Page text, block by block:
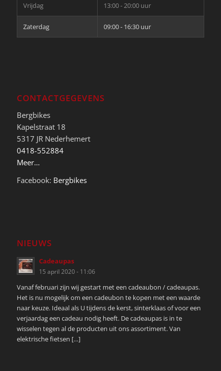
Vrijdag 13:00 - 20:00 uur
Zaterdag 09:00 - 16:30 uur
CONTACTGEGEVENS
Bergbikes
Kapelstraat 18
5317 JR Nederhemert
0418-552884
Meer…
Facebook: Bergbikes
NIEUWS
Cadeaupas
15 april 2020 - 11:06
Vanaf februari zijn wij gestart met een cadeaubon / cadeaupas.
Het is nu mogelijk om een cadeubon te kopen met een waarde
naar keuze. Ideaal als U tijdens de kerst, sinterklaas of voor een
verjaardag een cadeau nodig heeft. De cadeaupas is in te
wisselen tegen al de producten uit ons assortiment. Van
elektrische fietsen […]